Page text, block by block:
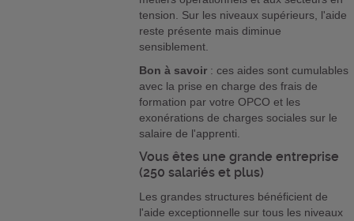
tension. Sur les niveaux supérieurs, l'aide
reste présente mais diminue
sensiblement.
Bon à savoir : ces aides sont cumulables
avec la prise en charge des frais de
formation par votre OPCO et les
exonérations de charges sociales sur le
salaire de l'apprenti.
Vous êtes une grande entreprise
(250 salariés et plus)
Les grandes structures bénéficient de
l'aide exceptionnelle sur tous les niveaux